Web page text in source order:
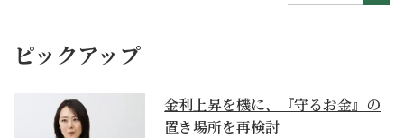
ピックアップ
金利上昇を機に、『守るお金』の
置き場所を再検討